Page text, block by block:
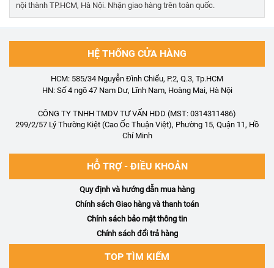
nội thành TP.HCM, Hà Nội. Nhận giao hàng trên toàn quốc.
HỆ THỐNG CỬA HÀNG
HCM: 585/34 Nguyễn Đình Chiểu, P.2, Q.3, Tp.HCM
HN: Số 4 ngõ 47 Nam Dư, Lĩnh Nam, Hoàng Mai, Hà Nội
CÔNG TY TNHH TMDV TƯ VẤN HDD (MST: 0314311486)
299/2/57 Lý Thường Kiệt (Cao Ốc Thuận Việt), Phường 15, Quận 11, Hồ
Chí Minh
HỖ TRỢ - ĐIỀU KHOẢN
Quy định và hướng dẫn mua hàng
Chính sách Giao hàng và thanh toán
Chính sách bảo mật thông tin
Chính sách đổi trả hàng
TOP TÌM KIẾM